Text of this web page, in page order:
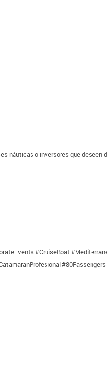
náuticas o inversores que deseen
#CruiseBoat
#80Passengers